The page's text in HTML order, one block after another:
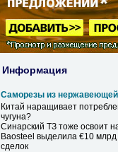
Информация
Саморезы из
Китай наращивает
чугуна?
Синарский ТЗ тоже освоит
Baosteel выделила €10
сделок